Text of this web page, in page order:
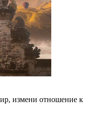
измени отношение к